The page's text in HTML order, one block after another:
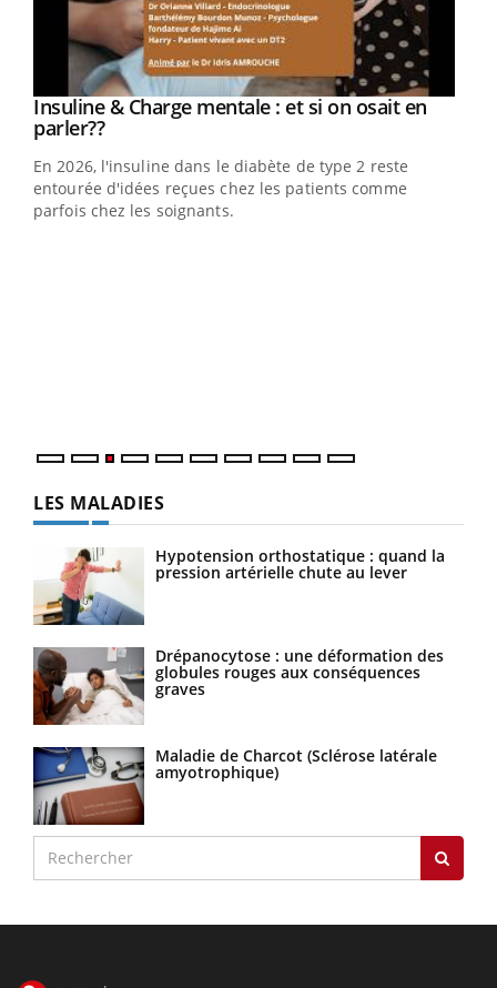
Youtube
Insuline & Charge mentale : et si on osait en
parler??Youtube
En 2026, l'insuline dans le diabète de type 2 reste
entourée d'idées reçues chez les patients comme
parfois chez les soignants.
LES MALADIES
Hypotension orthostatique : quand la
pression artérielle chute au lever
Drépanocytose : une déformation des
globules rouges aux conséquences
graves
Maladie de Charcot (Sclérose latérale
amyotrophique)